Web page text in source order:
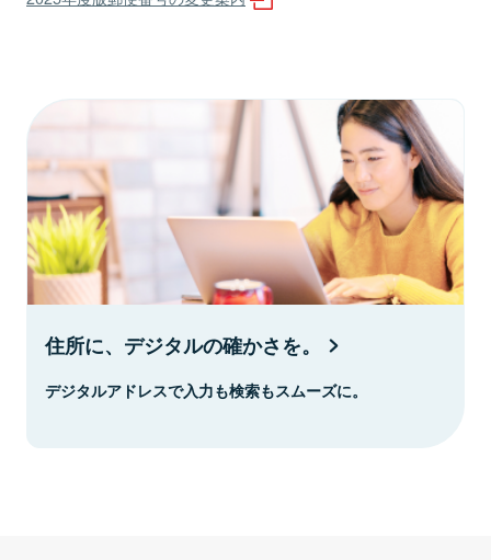
住所に、デジタルの確かさを。
デジタルアドレスで入力も検索もスムーズに。